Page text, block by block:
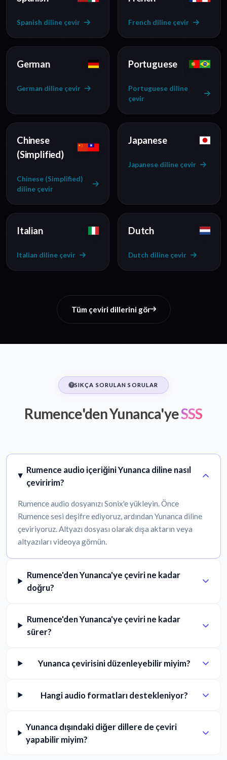
Spanish diline çevir French diline çevir
German
German diline çevir
Portuguese
Portuguese diline
çevir
Chinese
(Simplified)
Chinese (Simplified)
diline çevir
Japanese
Japanese diline çevir
Italian
Italian diline çevir
Dutch
Dutch diline çevir
Tüm çeviri dillerini gör
SIKÇA SORULAN SORULAR
Rumence'den Yunanca'yeSSS
Rumence audio içeriğini Yunanca diline nasıl
çeviririm?
Rumence audio dosyanızı Sonix'e yükleyin. Önce
Rumence sesi deşifre ediyoruz, ardından Yunanca diline
çeviriyoruz. Altyazı dosyası olarak dışa aktarın veya
altyazıları videoya gömün.
Rumence'den Yunanca'ye çeviri ne kadar
doğru?
Rumence'den Yunanca'ye çeviri ne kadar
sürer?
Yunanca çevirisini düzenleyebilir miyim?
Hangi audio formatları destekleniyor?
Yunanca dışındaki diğer dillere de çeviri
yapabilir miyim?